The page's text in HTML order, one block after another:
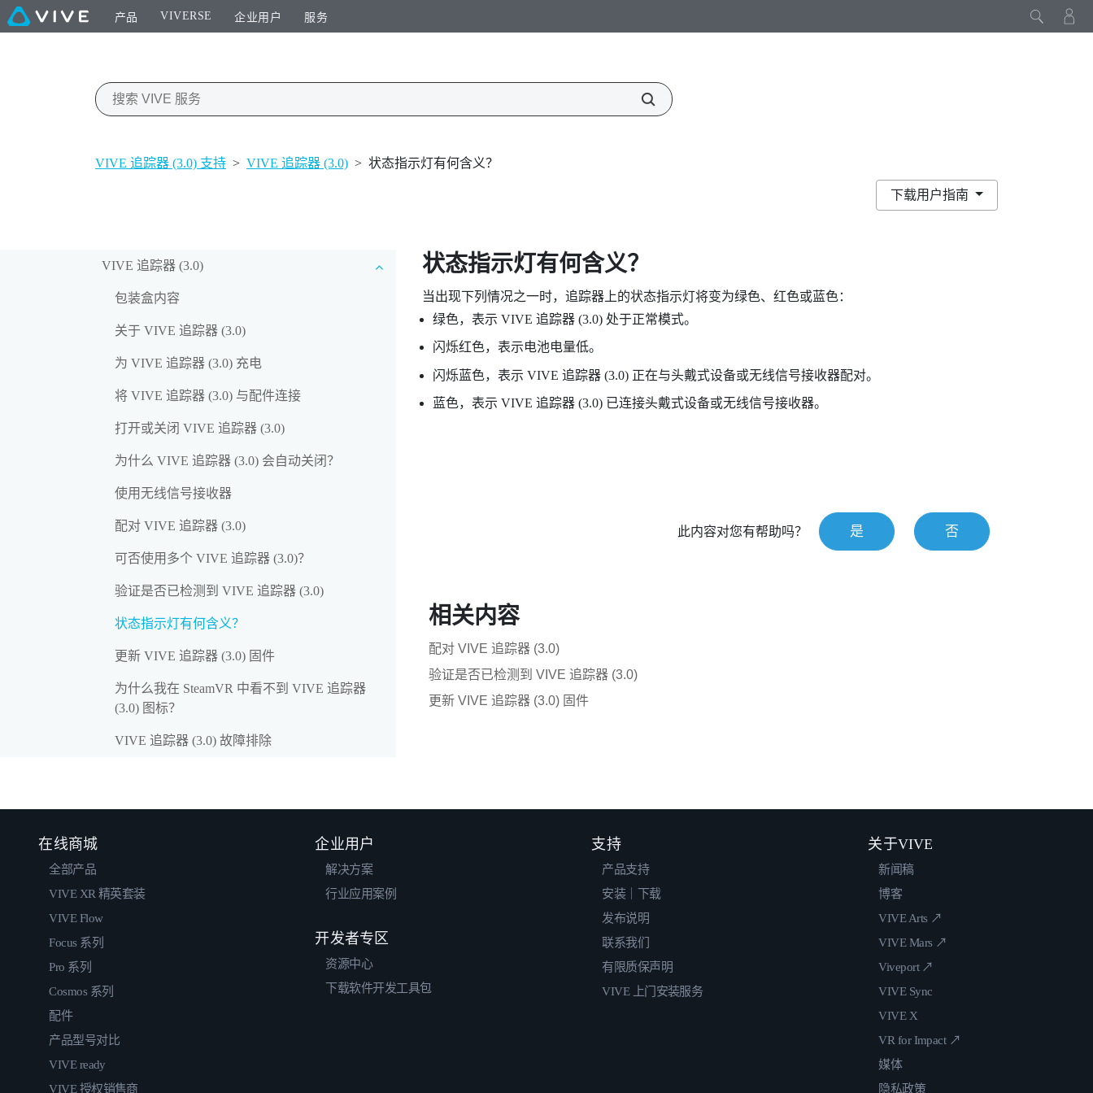
产品 VIVERSE 企业用户 服务
VIVE 追踪器 (3.0) 支持 > VIVE 追踪器 (3.0) > 状态指示灯有何含义？
下载用户指南
VIVE 追踪器 (3.0)
包装盒内容
关于 VIVE 追踪器 (3.0)
为 VIVE 追踪器 (3.0) 充电
将 VIVE 追踪器 (3.0) 与配件连接
打开或关闭 VIVE 追踪器 (3.0)
为什么 VIVE 追踪器 (3.0) 会自动关闭？
使用无线信号接收器
配对 VIVE 追踪器 (3.0)
可否使用多个 VIVE 追踪器 (3.0)？
验证是否已检测到 VIVE 追踪器 (3.0)
状态指示灯有何含义？
更新 VIVE 追踪器 (3.0) 固件
为什么我在 SteamVR 中看不到 VIVE 追踪器
(3.0) 图标？
VIVE 追踪器 (3.0) 故障排除
状态指示灯有何含义？
当出现下列情况之一时，追踪器上的状态指示灯将变为绿色、红色或蓝色：
绿色，表示 VIVE 追踪器 (3.0)处于正常模式。
闪烁红色，表示电池电量低。
闪烁蓝色，表示 VIVE 追踪器 (3.0)正在与头戴式设备或无线信号接收器配对。
蓝色，表示 VIVE 追踪器 (3.0)已连接头戴式设备或无线信号接收器。
此内容对您有帮助吗？ 是 否
相关内容
配对 VIVE 追踪器 (3.0)
验证是否已检测到 VIVE 追踪器 (3.0)
更新 VIVE 追踪器 (3.0) 固件
在线商城
全部产品
VIVE XR 精英套装
VIVE Flow
Focus 系列
Pro 系列
Cosmos 系列
配件
产品型号对比
VIVE ready
VIVE 授权销售商
企业用户
解决方案
行业应用案例
开发者专区
资源中心
下载软件开发工具包
支持
产品支持
安装｜下载
发布说明
联系我们
有限质保声明
VIVE 上门安装服务
关于VIVE
新闻稿
博客
VIVE Arts ↗
VIVE Mars ↗
Viveport ↗
VIVE Sync
VIVE X
VR for Impact ↗
媒体
隐私政策